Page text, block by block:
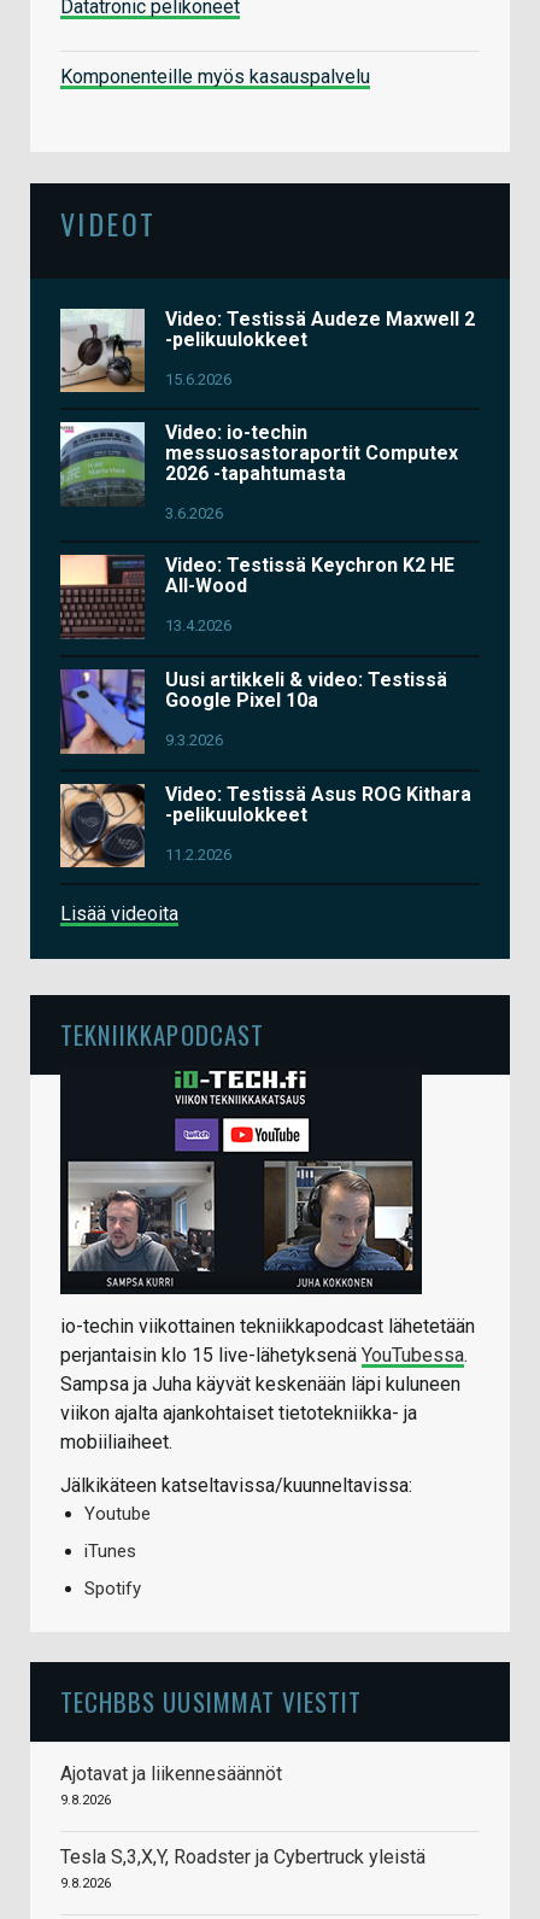
Datatronic pelikoneet
Komponenteille myös kasauspalvelu
VIDEOT
Video: Testissä Audeze Maxwell 2
-pelikuulokkeet
15.6.2026
Video: io-techin
messuosastoraportit Computex
2026 -tapahtumasta
3.6.2026
Video: Testissä Keychron K2 HE
All-Wood
13.4.2026
Uusi artikkeli & video: Testissä
Google Pixel 10a
9.3.2026
Video: Testissä Asus ROG Kithara
-pelikuulokkeet
11.2.2026
Lisää videoita
TEKNIIKKAPODCAST
io-techin viikottainen tekniikkapodcast lähetetään
perjantaisin klo 15 live-lähetyksenä YouTubessa.
Sampsa ja Juha käyvät keskenään läpi kuluneen
viikon ajalta ajankohtaiset tietotekniikka- ja
mobiiliaiheet.
Jälkikäteen katseltavissa/kuunneltavissa:
Youtube
iTunes
Spotify
TECHBBS UUSIMMAT VIESTIT
Ajotavat ja liikennesäännöt
9.8.2026
Tesla S,3,X,Y, Roadster ja Cybertruck yleistä
9.8.2026